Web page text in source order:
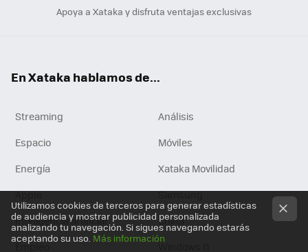
Apoya a Xataka y disfruta ventajas exclusivas
En Xataka hablamos de...
Streaming
Análisis
Espacio
Móviles
Energía
Xataka Movilidad
Apple
Samsung
Inteligencia artificial
China
Empleo
Windows 11
Utilizamos cookies de terceros para generar estadísticas
de audiencia y mostrar publicidad personalizada
analizando tu navegación. Si sigues navegando estarás
aceptando su uso. Más información